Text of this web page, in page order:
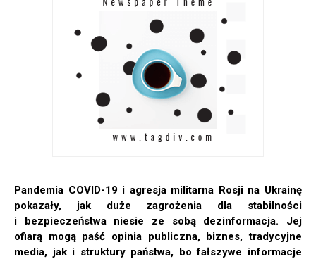
Pandemia COVID-19 i agresja militarna Rosji na Ukrainę
pokazały, jak duże zagrożenia dla stabilności
i bezpieczeństwa niesie ze sobą dezinformacja. Jej
ofiarą mogą paść opinia publiczna, biznes, tradycyjne
media, jak i struktury państwa, bo fałszywe informacje